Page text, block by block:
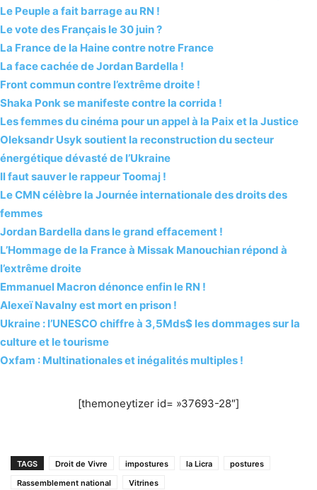
Le Peuple a fait barrage au RN !
Le vote des Français le 30 juin ?
La France de la Haine contre notre France
La face cachée de Jordan Bardella !
Front commun contre l’extrême droite !
Shaka Ponk se manifeste contre la corrida !
Les femmes du cinéma pour un appel à la Paix et la Justice
Oleksandr Usyk soutient la reconstruction du secteur
énergétique dévasté de l’Ukraine
Il faut sauver le rappeur Toomaj !
Le CMN célèbre la Journée internationale des droits des
femmes
Jordan Bardella dans le grand effacement !
L’Hommage de la France à Missak Manouchian répond à
l’extrême droite
Emmanuel Macron dénonce enfin le RN !
Alexeï Navalny est mort en prison !
Ukraine : l’UNESCO chiffre à 3,5Mds$ les dommages sur la
culture et le tourisme
Oxfam : Multinationales et inégalités multiples !
[themoneytizer id= »37693-28″]
TAGS Droit de Vivre impostures la Licra
postures
Rassemblement national
Vitrines